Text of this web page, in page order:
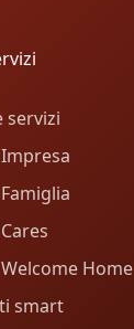
servizi
Home
smart